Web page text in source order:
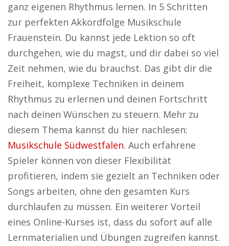
ganz eigenen Rhythmus lernen. In 5 Schritten
zur perfekten Akkordfolge Musikschule
Frauenstein. Du kannst jede Lektion so oft
durchgehen, wie du magst, und dir dabei so viel
Zeit nehmen, wie du brauchst. Das gibt dir die
Freiheit, komplexe Techniken in deinem
Rhythmus zu erlernen und deinen Fortschritt
nach deinen Wünschen zu steuern. Mehr zu
diesem Thema kannst du hier nachlesen:
Musikschule Südwestfalen. Auch erfahrene
Spieler können von dieser Flexibilität
profitieren, indem sie gezielt an Techniken oder
Songs arbeiten, ohne den gesamten Kurs
durchlaufen zu müssen. Ein weiterer Vorteil
eines Online-Kurses ist, dass du sofort auf alle
Lernmaterialien und Übungen zugreifen kannst.